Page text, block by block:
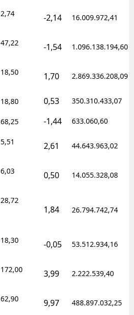
2,74 -2,14 16.009.972,41
47,22 -1,54 1.096.138.194,60
18,50 1,70 2.869.336.208,09
18,80 0,53 350.310.433,07
68,25 -1,44 633.060,60
5,51 2,61 44.643.963,02
6,03 0,50 14.055.328,08
28,72
1,84 26.794.742,74
18,30 -0,05 53.512.934,16
172,00 3,99 2.222.539,40
62,90 9,97 488.897.032,25